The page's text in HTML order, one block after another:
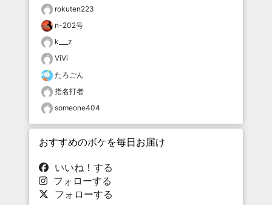
rokuten223
n-202号
k___z
ViVi
たろごん
指名打者
someone404
おすすめのボケを毎日お届け
いいね！する
フォローする
フォローする